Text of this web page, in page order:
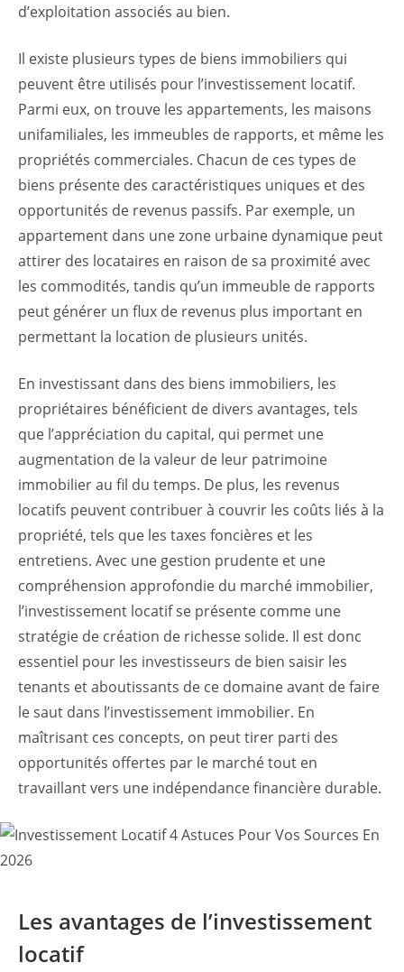
d’exploitation associés au bien.
Il existe plusieurs types de biens immobiliers qui
peuvent être utilisés pour l’investissement locatif.
Parmi eux, on trouve les appartements, les maisons
unifamiliales, les immeubles de rapports, et même les
propriétés commerciales. Chacun de ces types de
biens présente des caractéristiques uniques et des
opportunités de revenus passifs. Par exemple, un
appartement dans une zone urbaine dynamique peut
attirer des locataires en raison de sa proximité avec
les commodités, tandis qu’un immeuble de rapports
peut générer un flux de revenus plus important en
permettant la location de plusieurs unités.
En investissant dans des biens immobiliers, les
propriétaires bénéficient de divers avantages, tels
que l’appréciation du capital, qui permet une
augmentation de la valeur de leur patrimoine
immobilier au fil du temps. De plus, les revenus
locatifs peuvent contribuer à couvrir les coûts liés à la
propriété, tels que les taxes foncières et les
entretiens. Avec une gestion prudente et une
compréhension approfondie du marché immobilier,
l’investissement locatif se présente comme une
stratégie de création de richesse solide. Il est donc
essentiel pour les investisseurs de bien saisir les
tenants et aboutissants de ce domaine avant de faire
le saut dans l’investissement immobilier. En
maîtrisant ces concepts, on peut tirer parti des
opportunités offertes par le marché tout en
travaillant vers une indépendance financière durable.
Les avantages de l’investissement
locatif